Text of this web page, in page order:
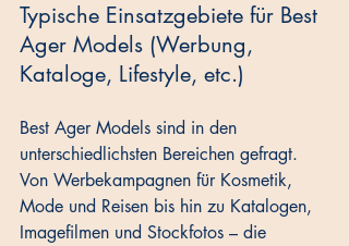
Typische Einsatzgebiete für Best
Ager Models (Werbung,
Kataloge, Lifestyle, etc.)
Best Ager Models sind in den
unterschiedlichsten Bereichen gefragt.
Von Werbekampagnen für Kosmetik,
Mode und Reisen bis hin zu Katalogen,
Imagefilmen und Stockfotos – die